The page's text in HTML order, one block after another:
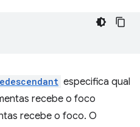
especifica qual
recebe o foco
recebe o foco. O